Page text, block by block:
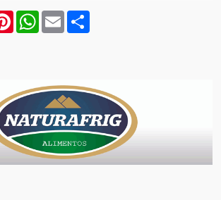
PinterestWhatsApp
Email